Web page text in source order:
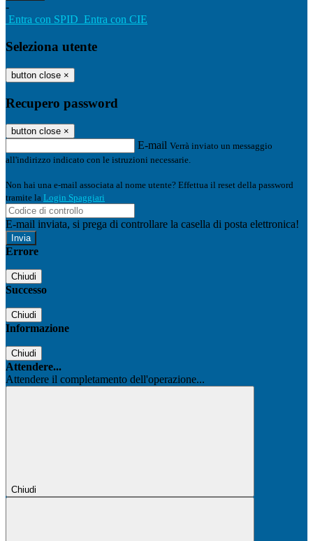
-
Entra con SPID Entra con CIE
Seleziona utente
button close ×
Recupero password
button close ×
E-mail Verrà inviato un messaggio
all'indirizzo indicato con le istruzioni necessarie.
Non hai una e-mail associata al nome utente? Effettua il reset della password
tramite la Login Spaggiari
E-mail inviata, si prega di controllare la casella di posta elettronica!
Errore
Chiudi
Successo
Chiudi
Informazione
Chiudi
Attendere...
Attendere il completamento dell'operazione...
Chiudi